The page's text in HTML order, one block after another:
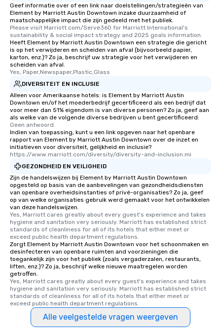
Geef informatie over of een link naar doelstellingen/strategieën van
Element by Marriott Austin Downtown inzake duurzaamheid of
maatschappelijke impact die zijn gedeeld met het publiek.
Please visit Marriott.com/Serve360 for Marriott International's
sustainability & social impact strategy and 2025 goals information.
Heeft Element by Marriott Austin Downtown een strategie die gericht
is op het verwijderen en scheiden van afval (bijvoorbeeld papier,
karton, enz.)? Zo ja, beschrijf uw strategie voor het verwijderen en
scheiden van afval.
Yes, Paper,Newspaper,Plastic,Glass
DIVERSITEIT EN INCLUSIE
Alleen voor Amerikaanse hotels: is Element by Marriott Austin
Downtown en/of het moederbedrijf gecertificeerd als een bedrijf dat
voor meer dan 51% eigendom is van diverse personen? Zo ja, geef aan
als welke van de volgende diverse bedrijven u bent gecertificeerd:
Geen antwoord.
Indien van toepassing, kunt u een link opgeven naar het openbare
rapport van Element by Marriott Austin Downtown over de inzet en
initiatieven voor diversiteit, gelijkheid en inclusie?
https://www.marriott.com/diversity/diversity-and-inclusion.mi
GEZONDHEID EN VEILIGHEID
Zijn de handelswijzen bij Element by Marriott Austin Downtown
opgesteld op basis van de aanbevelingen van gezondheidsdiensten
van openbare overheidsinstanties of privé-organisaties? Zo ja, geef
op van welke organisaties gebruik werd gemaakt voor het ontwikkelen
van deze handelswijzen.
Yes, Marriott cares greatly about every guest's experience and takes
hygiene and sanitation very seriously. Marriott has established strict
standards of cleanliness for all of its hotels that either meet or
exceed public health department regulations.
Zorgt Element by Marriott Austin Downtown voor het schoonmaken en
desinfecteren van openbare ruimten and voorzieningen die
toegankelijk zijn voor het publiek (zoals vergaderzalen, restaurants,
liften, enz.)? Zo ja, beschrijf welke nieuwe maatregelen worden
getroffen.
Yes, Marriott cares greatly about every guest's experience and takes
hygiene and sanitation very seriously. Marriott has established strict
standards of cleanliness for all of its hotels that either meet or
exceed public health department regulations.
Alle veelgestelde vragen weergeven